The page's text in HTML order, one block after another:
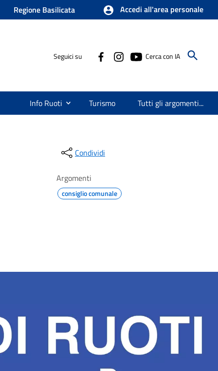
Regione Basilicata Accedi all'area personale
Seguici su Cerca con IA
Info Ruoti Turismo Tutti gli argomenti...
Condividi
Argomenti
consiglio comunale